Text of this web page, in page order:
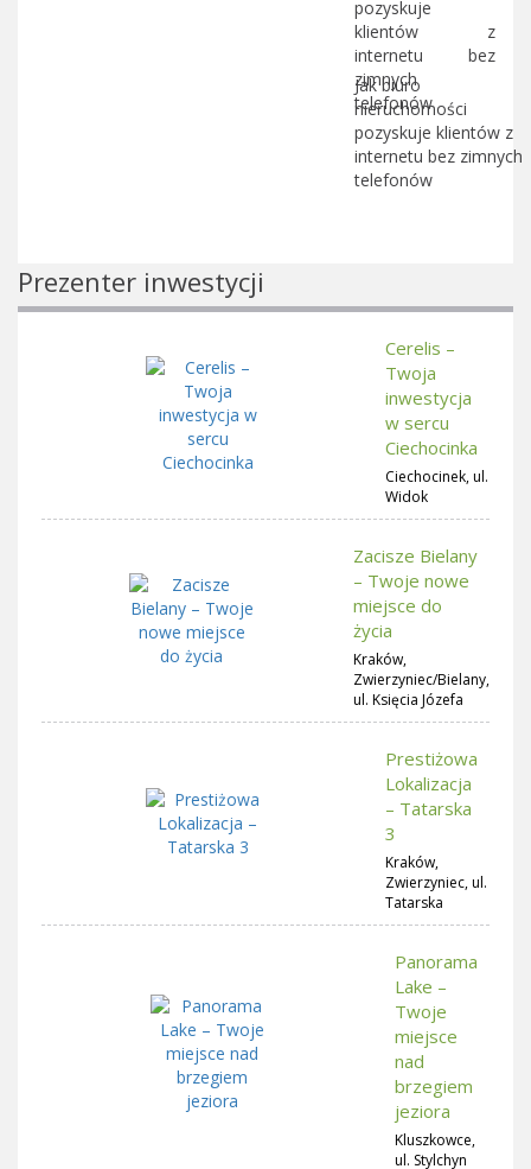
Jak biuro
nieruchomości
pozyskuje klientów z
internetu bez zimnych
telefonów
Prezenter inwestycji
Cerelis –
Twoja
inwestycja
w sercu
Ciechocinka
Ciechocinek, ul.
Widok
Zacisze Bielany
– Twoje nowe
miejsce do
życia
Kraków,
Zwierzyniec/Bielany,
ul. Księcia Józefa
Prestiżowa
Lokalizacja
– Tatarska
3
Kraków,
Zwierzyniec, ul.
Tatarska
Panorama
Lake –
Twoje
miejsce
nad
brzegiem
jeziora
Kluszkowce,
ul. Stylchyn